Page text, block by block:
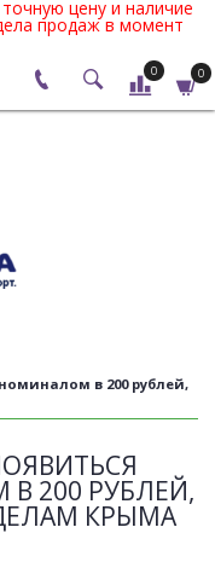
цену и наличие
продаж в момент
0 0
в 200 рублей,
200 РУБЛЕЙ,
КРЫМА